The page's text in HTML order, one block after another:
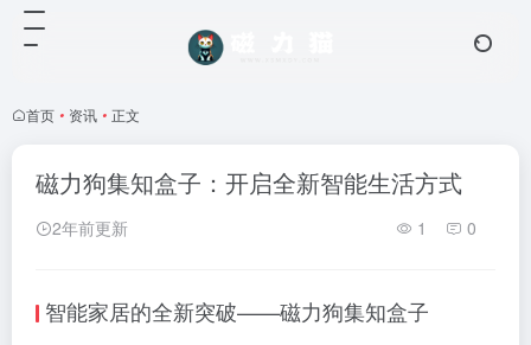
首页 • 资讯 • 正文
磁力狗集知盒子：开启全新智能生活方式
2年前更新 1 0
智能家居的全新突破——磁力狗集知盒子